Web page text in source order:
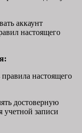
аккаунт
настоящего
правила настоящего
достоверную
учетной записи